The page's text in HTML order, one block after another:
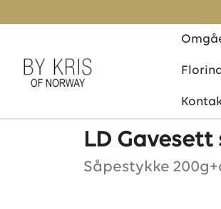
LD
Såpestykke